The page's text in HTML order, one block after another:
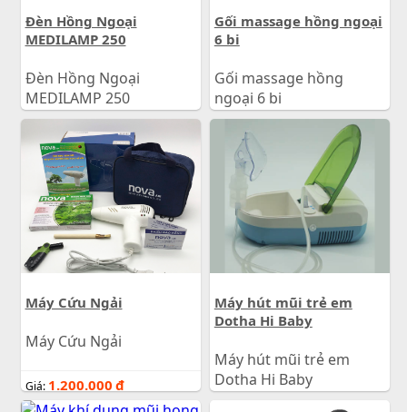
Đèn Hồng Ngoại
MEDILAMP 250
Đèn Hồng Ngoại
MEDILAMP 250
Giá:550.000đ
Gối massage hồng ngoại
6 bi
Gối massage hồng
ngoại 6 bi
550.000
Máy Cứu Ngải
Máy Cứu Ngải
Giá: 1.200.000 đ
Máy hút mũi trẻ em
Dotha Hi Baby
Máy hút mũi trẻ em
Dotha Hi Baby